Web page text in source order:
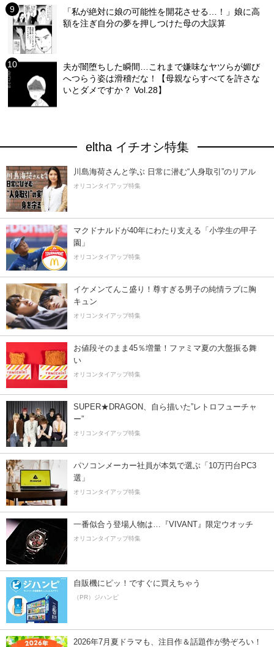
「私が絶対に娘の可能性を開花させる…！」娘に高
額を注ぎ自分の夢を押しつけた母の大誤算
夫が闇堕ちした瞬間…これまで嫌味なヤツらが媚び
へつらう姿は滑稽だな！【母親ならすべてを許さな
いとダメですか？ Vol.28】
eltha イチオシ特集
川島海荷さんと学ぶ 日常に潜む“人身取引”のリアル
オリコンタイアップ特集
マクドナルドが40年にわたり支える「小学生の甲子
園」
オリコンタイアップ特集
イケメンてんこ盛り！尊すぎる男子の純情ラブに胸
キュン
オリコンタイアップ特集
お値段そのまま45％増量！ファミマ夏の大盤振る舞
い
オリコンタイアップ特集
SUPER★DRAGON、自ら描いた”レトロフューチャ
ー”
オリコンタイアップ特集
パソコンメーカー社員が本気で選ぶ「10万円台PC3
選」
オリコンタイアップ特集
一番似合う登場人物は…『VIVANT』限定ウオッチ
オリコンタイアップ特集
自販機にピッ！ですぐに買えちゃう
（PR）ジハンピ
2026年7月夏ドラマも、注目作＆話題作が勢ぞろい！